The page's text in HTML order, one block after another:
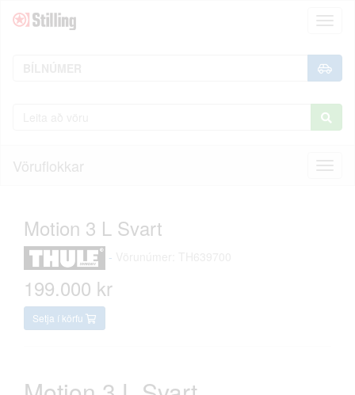
Vöruflokkar
Motion 3 L Svart
-
199.000 kr
Setja í körfu